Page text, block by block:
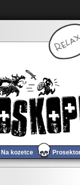
Na kozetce